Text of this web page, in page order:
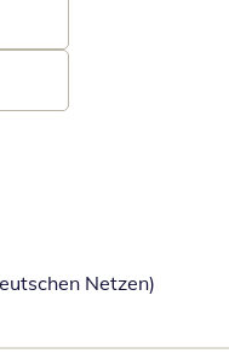
Netzen)